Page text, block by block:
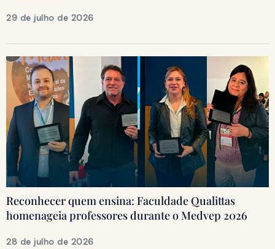
29 de julho de 2026
Reconhecer quem ensina: Faculdade Qualittas
homenageia professores durante o Medvep 2026
28 de julho de 2026